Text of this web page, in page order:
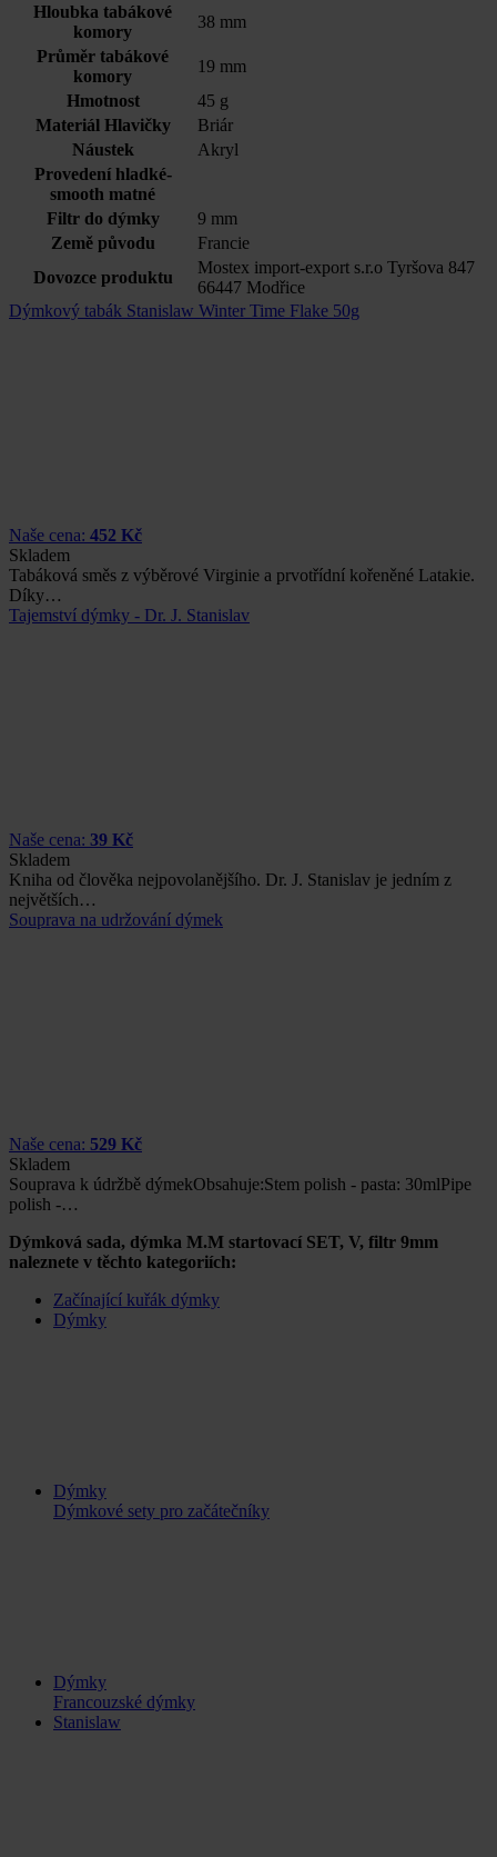
Hloubka tabákové
komory
38 mm
Průměr tabákové
komory
19 mm
Hmotnost
45 g
Materiál Hlavičky
Briár
Náustek
Akryl
Provedení hladké-
smooth matné
Filtr do dýmky
9 mm
Země původu
Francie
Dovozce produktu
Mostex import-export s.r.o Tyršova 847
66447 Modřice
Dýmkový tabák Stanislaw Winter Time Flake 50g
Naše cena: 452 Kč
Skladem
Tabáková směs z výběrové Virginie a prvotřídní kořeněné Latakie.
Díky…
Tajemství dýmky - Dr. J. Stanislav
Naše cena: 39 Kč
Skladem
Kniha od člověka nejpovolanějšího. Dr. J. Stanislav je jedním z
největších…
Souprava na udržování dýmek
Naše cena: 529 Kč
Skladem
Souprava k údržbě dýmekObsahuje:Stem polish - pasta: 30mlPipe
polish -…
Dýmková sada, dýmka M.M startovací SET, V, filtr 9mm
naleznete v těchto kategoriích:
Začínající kuřák dýmky
Dýmky
Dýmky
Dýmkové sety pro začátečníky
Dýmky
Francouzské dýmky
Stanislaw